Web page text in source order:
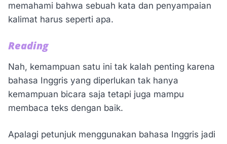
memahami bahwa sebuah kata dan penyampaian
kalimat harus seperti apa.
Reading
Nah, kemampuan satu ini tak kalah penting karena
bahasa Inggris yang diperlukan tak hanya
kemampuan bicara saja tetapi juga mampu
membaca teks dengan baik.
Apalagi petunjuk menggunakan bahasa Inggris jadi